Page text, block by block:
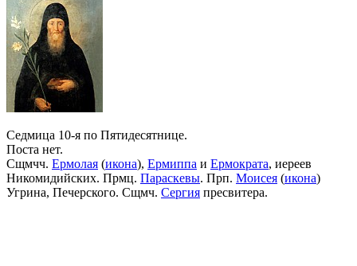
Седмица 10-я по Пятидесятнице.
Поста нет.
Сщмчч. Ермолая (икона), Ермиппа и Ермократа, иереев
Никомидийских. Прмц. Параскевы. Прп. Моисея (икона)
Угрина, Печерского. Сщмч. Сергия пресвитера.